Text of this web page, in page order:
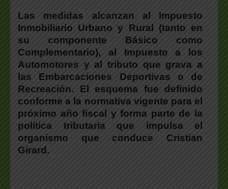
Las medidas alcanzan al Impuesto
Inmobiliario Urbano y Rural (tanto en
su componente Básico como
Complementario), al Impuesto a los
Automotores y al tributo que grava a
las Embarcaciones Deportivas o de
Recreación. El esquema fue definido
conforme a la normativa vigente para el
próximo año fiscal y forma parte de la
política tributaria que impulsa el
organismo que conduce Cristian
Girard.